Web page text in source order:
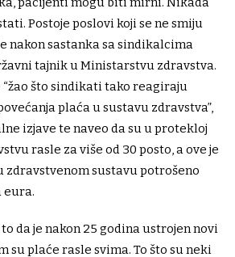
Postoje poslovi koji se ne smiju
nakon sastanka sa sindikalcima
tajnik u Ministarstvu zdravstva.
“žao što sindikati tako reagiraju
plaća u sustavu zdravstva”,
izjave te naveo da su u protekloj
rasle za više od 30 posto, a ove je
zdravstvenom sustavu potrošeno
eura.
da je nakon 25 godina ustrojen novi
su plaće rasle svima. To što su neki